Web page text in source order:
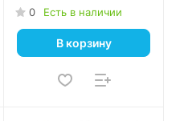
0 Есть в наличии
В корзину